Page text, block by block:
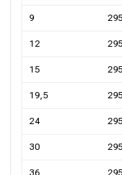
9 295
12 295
15 295
19,5 295
24 295
30 295
36 295